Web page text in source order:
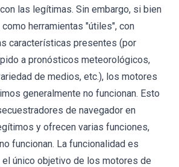
las legítimas. Sin embargo, si bien
herramientas "útiles", con
características presentes (por
a pronósticos meteorológicos,
de medios, etc.), los motores
generalmente no funcionan. Esto
de navegador en
y ofrecen varias funciones,
funcionan. La funcionalidad es
el único objetivo de los motores de